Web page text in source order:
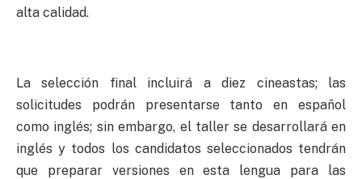
alta calidad.
La selección final incluirá a diez cineastas; las
solicitudes podrán presentarse tanto en español
como inglés; sin embargo, el taller se desarrollará en
inglés y todos los candidatos seleccionados tendrán
que preparar versiones en esta lengua para las